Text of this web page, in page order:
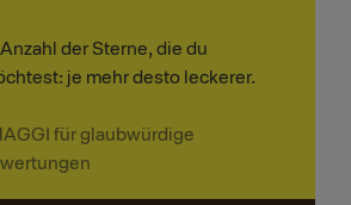
der Sterne, die du
je mehr desto leckerer.
für glaubwürdige